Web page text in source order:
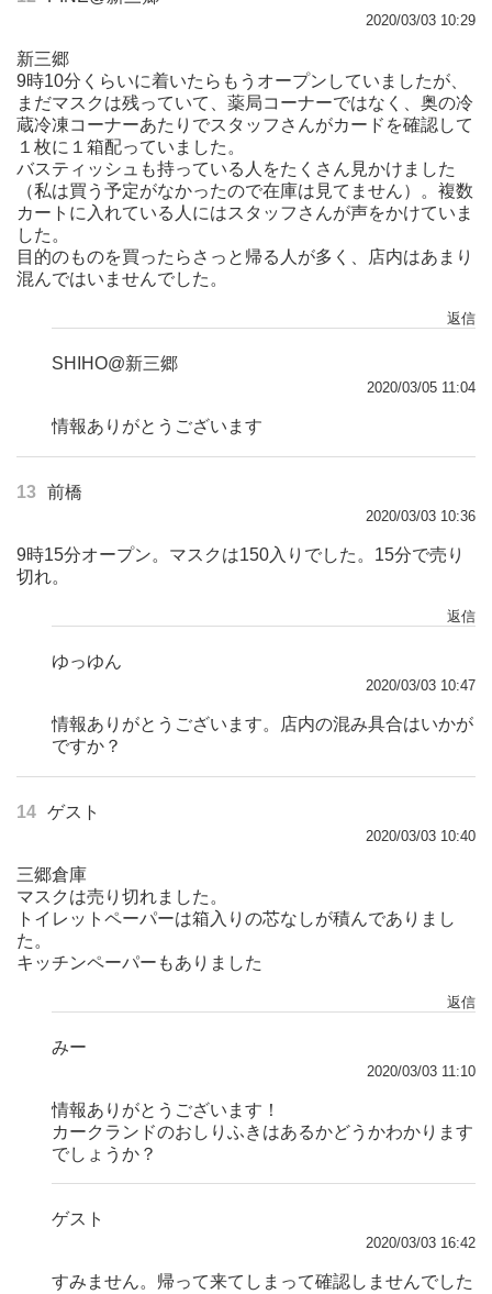
2020/03/03 10:29
新三郷
9時10分くらいに着いたらもうオープンしていましたが、
まだマスクは残っていて、薬局コーナーではなく、奥の冷
蔵冷凍コーナーあたりでスタッフさんがカードを確認して
１枚に１箱配っていました。
バスティッシュも持っている人をたくさん見かけました
（私は買う予定がなかったので在庫は見てません）。複数
カートに入れている人にはスタッフさんが声をかけていま
した。
目的のものを買ったらさっと帰る人が多く、店内はあまり
混んではいませんでした。
返信
SHIHO@新三郷
2020/03/05 11:04
情報ありがとうございます
13 前橋
2020/03/03 10:36
9時15分オープン。マスクは150入りでした。15分で売り
切れ。
返信
ゆっゆん
2020/03/03 10:47
情報ありがとうございます。店内の混み具合はいかが
ですか？
14 ゲスト
2020/03/03 10:40
三郷倉庫
マスクは売り切れました。
トイレットペーパーは箱入りの芯なしが積んでありまし
た。
キッチンペーパーもありました
返信
みー
2020/03/03 11:10
情報ありがとうございます！
カークランドのおしりふきはあるかどうかわかります
でしょうか？
ゲスト
2020/03/03 16:42
すみません。帰って来てしまって確認しませんでした